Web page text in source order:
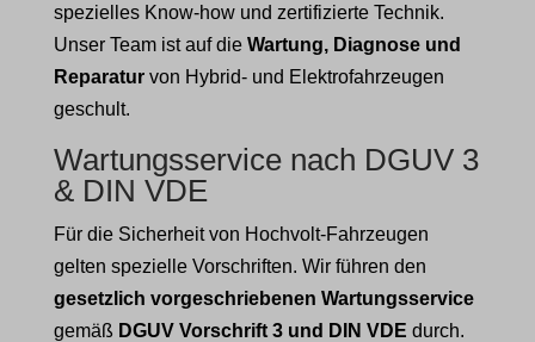
spezielles Know-how und zertifizierte Technik.
Unser Team ist auf die Wartung, Diagnose und
Reparaturvon Hybrid- und Elektrofahrzeugen
geschult.
Wartungsservice nach DGUV 3
& DIN VDE
Für die Sicherheit von Hochvolt-Fahrzeugen
gelten spezielle Vorschriften. Wir führen den
gesetzlich vorgeschriebenen Wartungsservice
gemäß DGUV Vorschrift 3 und DIN VDE durch.